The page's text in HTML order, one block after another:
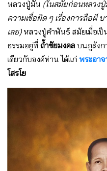
หลวงปู่มั่น (ในสมัยก่อนหลวงปู่
ความเชื่อผิด ๆ เรื่องการถือผี
เลย)หลวงปู่คำพันธ์ สมัยเมื่อเ
ธรรมอยู่ที่ ถ้ำชัยมงคล บนภูลังก
เดียวกับองค์ท่าน ได้แก่ พระอา
โสรโย